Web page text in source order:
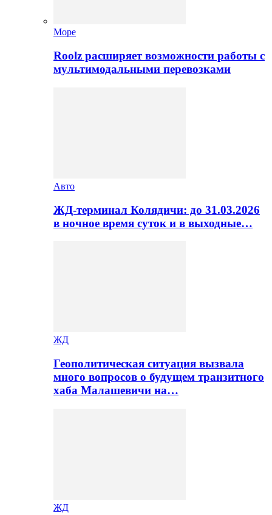
Море
Roolz расширяет возможности работы с
мультимодальными перевозками
Авто
ЖД-терминал Колядичи: до 31.03.2026
в ночное время суток и в выходные…
ЖД
Геополитическая ситуация вызвала
много вопросов о будущем транзитного
хаба Малашевичи на…
ЖД